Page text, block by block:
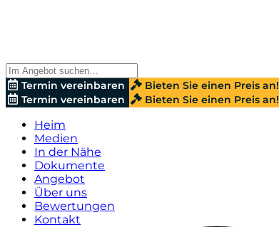
Termin vereinbaren Bieten Sie einen Preis an!
Termin vereinbaren
Bieten Sie einen Preis an!
Heim
Medien
In der Nähe
Dokumente
Angebot
Über uns
Bewertungen
Kontakt